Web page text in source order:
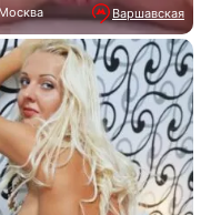
Москва Варшавская